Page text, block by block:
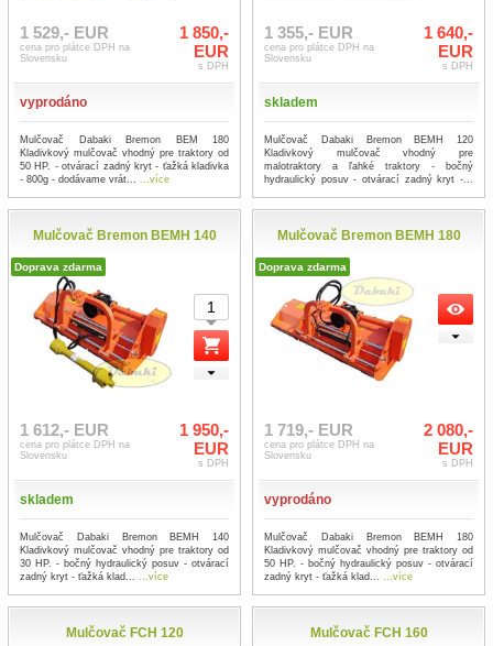
1 529,- EUR
cena pro plátce DPH na
Slovensku
1 850,-
EUR
s DPH
vyprodáno
Mulčovač Dabaki Bremon BEM 180
Kladivkový mulčovač vhodný pre traktory od
50 HP. - otvárací zadný kryt - ťažká kladivka
- 800g - dodávame vrát... ...více
1 355,- EUR
cena pro plátce DPH na
Slovensku
1 640,-
EUR
s DPH
skladem
Mulčovač Dabaki Bremon BEMH 120
Kladivkový mulčovač vhodný pre
malotraktory a ľahké traktory - bočný
hydraulický posuv - otvárací zadný kryt -...
Mulčovač Bremon BEMH 140
Doprava zdarma
1 612,- EUR
cena pro plátce DPH na
Slovensku
1 950,-
EUR
s DPH
skladem
Mulčovač Dabaki Bremon BEMH 140
Kladivkový mulčovač vhodný pre traktory od
30 HP. - bočný hydraulický posuv - otvárací
zadný kryt - ťažká klad... ...více
Mulčovač Bremon BEMH 180
Doprava zdarma
1 719,- EUR
cena pro plátce DPH na
Slovensku
2 080,-
EUR
s DPH
vyprodáno
Mulčovač Dabaki Bremon BEMH 180
Kladivkový mulčovač vhodný pre traktory od
50 HP. - bočný hydraulický posuv - otvárací
zadný kryt - ťažká klad... ...více
Mulčovač FCH 120 Mulčovač FCH 160